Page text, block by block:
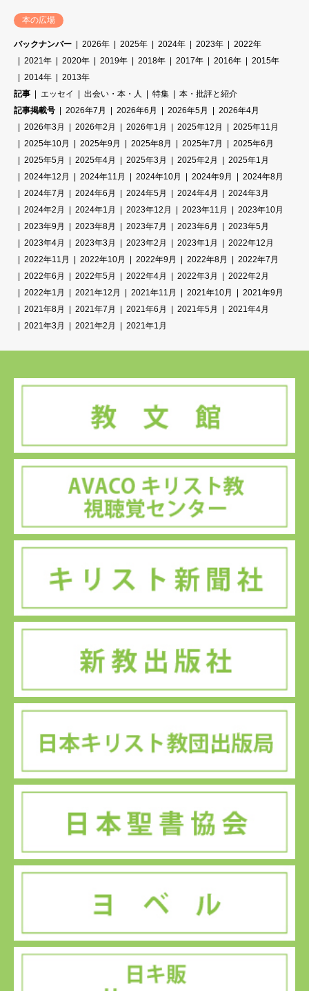
本の広場
バックナンバー 2026年 2025年 2024年 2023年
2022年
2021年
2020年 2019年 2018年 2017年 2016年
2015年
2014年
2013年
記事
エッセイ 出会い・本・人 特集
本・批評と紹介
記事掲載号
2026年7月 2026年6月 2026年5月
2026年4月
2026年3月
2026年2月 2026年1月 2025年12月
2025年11月
2025年10月
2025年9月 2025年8月 2025年7月
2025年6月
2025年5月
2025年4月 2025年3月 2025年2月
2025年1月
2024年12月
2024年11月 2024年10月 2024年9月
2024年8月
2024年7月
2024年6月 2024年5月 2024年4月
2024年3月
2024年2月
2024年1月 2023年12月 2023年11月
2023年10月
2023年9月
2023年8月 2023年7月 2023年6月
2023年5月
2023年4月
2023年3月 2023年2月 2023年1月
2022年12月
2022年11月
2022年10月 2022年9月 2022年8月
2022年7月
2022年6月
2022年5月 2022年4月 2022年3月
2022年2月
2022年1月
2021年12月 2021年11月 2021年10月
2021年9月
2021年8月
2021年7月 2021年6月 2021年5月
2021年4月
2021年3月
2021年2月 2021年1月